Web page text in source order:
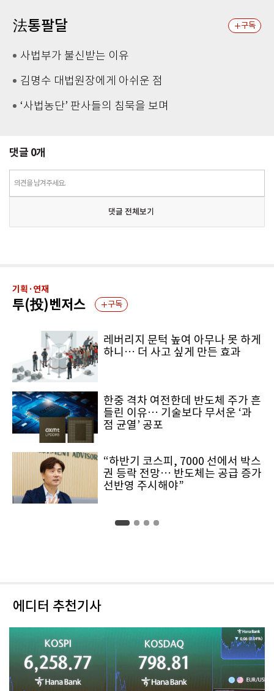
法통팔달 구독
사법부가 불신받는 이유
김명수 대법원장에게 아쉬운 점
‘사법농단’ 판사들의 침묵을 보며
댓글 0개
의견을 남겨주세요.
댓글 전체보기
기획·연재
투(投)벤저스 구독
레버리지 문턱 높여 아무나 못 하게
하니… 더 사고 싶게 만든 효과
한중 격차 여전한데 반도체 주가 흔
들린 이유… 기술보다 무서운 ‘과
점 균열’ 공포
“하반기 코스피, 7000 선에서 박스
권 등락 전망… 반도체는 공급 증가
선반영 주시해야”
에디터 추천기사